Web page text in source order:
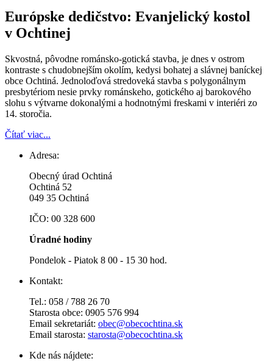
Európske dedičstvo: Evanjelický kostol
v Ochtinej
Skvostná, pôvodne románsko-gotická stavba, je dnes v ostrom
kontraste s chudobnejším okolím, kedysi bohatej a slávnej baníckej
obce Ochtiná. Jednoloďová stredoveká stavba s polygonálnym
presbytériom nesie prvky románskeho, gotického aj barokového
slohu s výtvarne dokonalými a hodnotnými freskami v interiéri zo
14. storočia.
Čítať viac...
Adresa:
Obecný úrad Ochtiná
Ochtiná 52
049 35 Ochtiná
IČO: 00 328 600
Úradné hodiny
Pondelok - Piatok 8 00 - 15 30 hod.
Kontakt:
Tel.: 058 / 788 26 70
Starosta obce: 0905 576 994
Email sekretariát: obec@obecochtina.sk
Email starosta: starosta@obecochtina.sk
Kde nás nájdete: